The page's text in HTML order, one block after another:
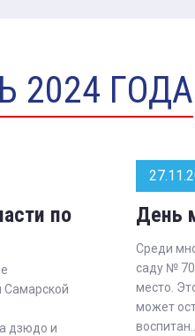
2024 ГОДА
по
Самарской
дзюдо и
День
Среди
саду №
место.
может
воспитан...